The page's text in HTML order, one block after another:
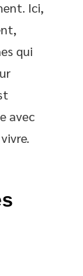
Ici,
qui
avec